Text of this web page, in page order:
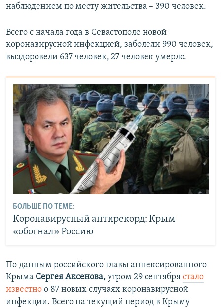
наблюдением по месту жительства – 390 человек.
Всего с начала года в Севастополе новой
коронавирусной инфекцией, заболели 990 человек,
выздоровели 637 человек, 27 человек умерло.
БОЛЬШЕ ПО ТЕМЕ:
Коронавирусный антирекорд: Крым
«обогнал» Россию
По данным российского главы аннексированного
Крыма Сергея Аксенова, утром 29 сентября стало
известно о 87 новых случаях коронавирусной
инфекции. Всего на текущий период в Крыму